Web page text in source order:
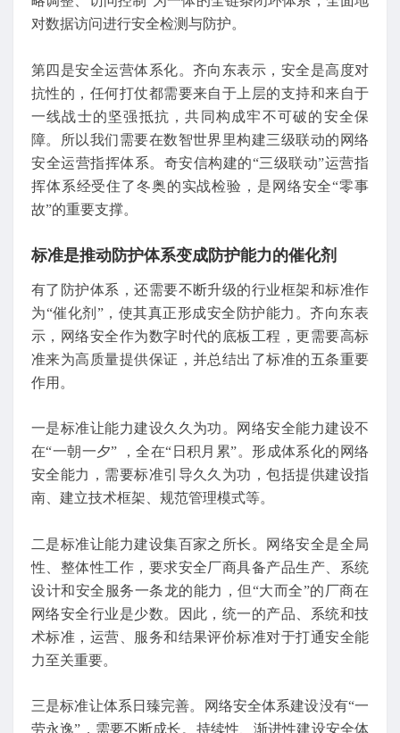
对数据访问进行安全检测与防护。
第四是安全运营体系化。齐向东表示，安全是高度对
抗性的，任何打仗都需要来自于上层的支持和来自于
一线战士的坚强抵抗，共同构成牢不可破的安全保
障。所以我们需要在数智世界里构建三级联动的网络
安全运营指挥体系。奇安信构建的“三级联动”运营指
挥体系经受住了冬奥的实战检验，是网络安全“零事
故”的重要支撑。
标准是推动防护体系变成防护能力的催化剂
有了防护体系，还需要不断升级的行业框架和标准作
为“催化剂”，使其真正形成安全防护能力。齐向东表
示，网络安全作为数字时代的底板工程，更需要高标
准来为高质量提供保证，并总结出了标准的五条重要
作用。
一是标准让能力建设久久为功。网络安全能力建设不
在“一朝一夕” ，全在“日积月累”。形成体系化的网络
安全能力，需要标准引导久久为功，包括提供建设指
南、建立技术框架、规范管理模式等。
二是标准让能力建设集百家之所长。网络安全是全局
性、整体性工作，要求安全厂商具备产品生产、系统
设计和安全服务一条龙的能力，但“大而全”的厂商在
网络安全行业是少数。因此，统一的产品、系统和技
术标准，运营、服务和结果评价标准对于打通安全能
力至关重要。
三是标准让体系日臻完善。网络安全体系建设没有“一
劳永逸”，需要不断成长。持续性、渐进性建设安全体